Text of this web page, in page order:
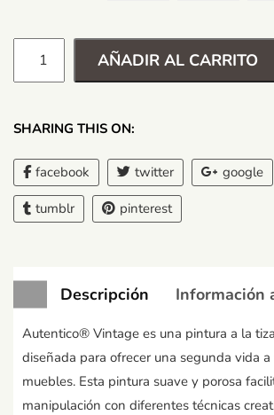
AÑADIR AL CARRITO
SHARING THIS ON:
facebook twitter google
tumblr pinterest
Descripción Información
Autentico® Vintage es una pintura a la
diseñada para ofrecer una segunda vida
muebles. Esta pintura suave y porosa
manipulación con diferentes técnicas